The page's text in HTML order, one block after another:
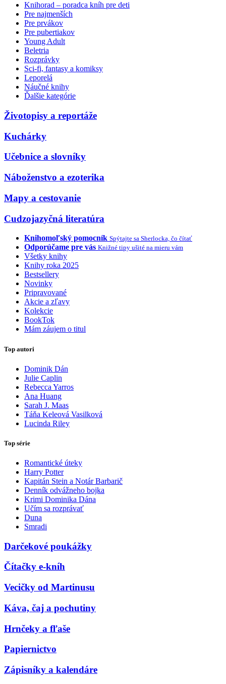
Knihorad – poradca kníh pre deti
Pre najmenších
Pre prvákov
Pre pubertiakov
Young Adult
Beletria
Rozprávky
Sci-fi, fantasy a komiksy
Leporelá
Náučné knihy
Ďalšie kategórie
Životopisy a reportáže
Kuchárky
Učebnice a slovníky
Náboženstvo a ezoterika
Mapy a cestovanie
Cudzojazyčná literatúra
Knihomoľský pomocník Spýtajte sa Sherlocka, čo čítať
Odporúčame pre vás Knižné tipy ušité na mieru vám
Všetky knihy
Knihy roka 2025
Bestsellery
Novinky
Pripravované
Akcie a zľavy
Kolekcie
BookTok
Mám záujem o titul
Top autori
Dominik Dán
Julie Caplin
Rebecca Yarros
Ana Huang
Sarah J. Maas
Táňa Keleová Vasilková
Lucinda Riley
Top série
Romantické úteky
Harry Potter
Kapitán Stein a Notár Barbarič
Denník odvážneho bojka
Krimi Dominika Dána
Učím sa rozprávať
Duna
Smradi
Darčekové poukážky
Čítačky e-kníh
Vecičky od Martinusu
Káva, čaj a pochutiny
Hrnčeky a fľaše
Papiernictvo
Zápisníky a kalendáre